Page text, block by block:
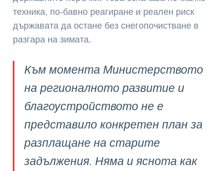
техника, по-бавно реагиране и реален риск
държавата да остане без снегопочистване в
разгара на зимата.
Към момента Министерството
на регионалното развитие и
благоустройството не е
представило конкретен план за
разплащане на старите
задължения. Няма и яснота как